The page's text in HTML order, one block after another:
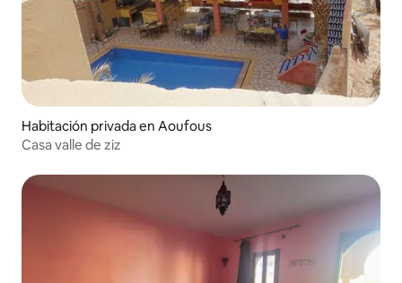
Habitación privada en Aoufous
Casa valle de ziz